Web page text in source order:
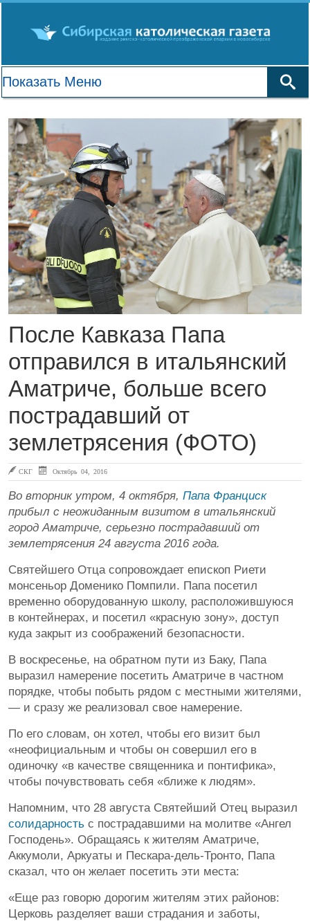
После Кавказа Папа
отправился в итальянский
Аматриче, больше всего
пострадавший от
землетрясения (ФОТО)
СКГ Октябрь 04, 2016
Во вторник утром, 4 октября, Папа Франциск
прибыл с неожиданным визитом в итальянский
город Аматриче, серьезно пострадавший от
землетрясения 24 августа 2016 года.
Святейшего Отца сопровождает епископ Риети
монсеньор Доменико Помпили. Папа посетил
временно оборудованную школу, расположившуюся
в контейнерах, и посетил «красную зону», доступ
куда закрыт из соображений безопасности.
В воскресенье, на обратном пути из Баку, Папа
выразил намерение посетить Аматриче в частном
порядке, чтобы побыть рядом с местными жителями,
— и сразу же реализовал свое намерение.
По его словам, он хотел, чтобы его визит был
«неофициальным и чтобы он совершил его в
одиночку «в качестве священника и понтифика»,
чтобы почувствовать себя «ближе к людям».
Напомним, что 28 августа Святейший Отец выразил
солидарность с пострадавшими на молитве «Ангел
Господень». Обращаясь к жителям Аматриче,
Аккумоли, Аркуаты и Пескара-дель-Тронто, Папа
сказал, что он желает посетить эти места:
«Еще раз говорю дорогим жителям этих районов:
Церковь разделяет ваши страдания и заботы,